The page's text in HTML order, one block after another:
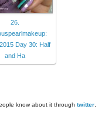
26.
Day 30: Half
and Ha
know about it through twitter